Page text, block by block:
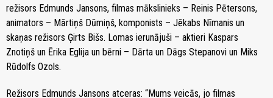
režisors Edmunds Jansons, filmas mākslinieks – Reinis Pētersons,
animators – Mārtiņš Dūmiņš, komponists – Jēkabs Nīmanis un
skaņas režisors Ģirts Bišs. Lomas ierunājuši – aktieri Kaspars
Znotiņš un Ērika Eglija un bērni – Dārta un Dāgs Stepanovi un Miks
Rūdolfs Ozols.
Režisors Edmunds Jansons atceras: “Mums veicās, jo filmas